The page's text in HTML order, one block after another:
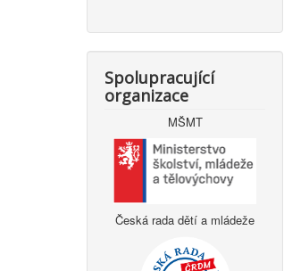
Spolupracující
organizace
MŠMT
Česká rada dětí a mládeže